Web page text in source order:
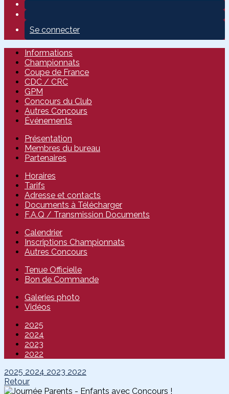
Se connecter
Informations
Championnats
Coupe de France
CDC / CRC
GPM
Concours du Club
Autres Concours
Événements
Présentation
Membres du bureau
Partenaires
Horaires
Tarifs
Adresse et contacts
Documents à Télécharger
F.A.Q / Transmission Documents
Calendrier
Inscriptions Championnats
Autres Concours
Tenue Officielle
Bon de Commande
Galeries photo
Vidéos
2025
2024
2023
2022
2025 2024 2023 2022
Retour